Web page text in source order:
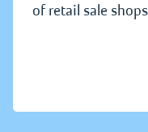
of retail sale